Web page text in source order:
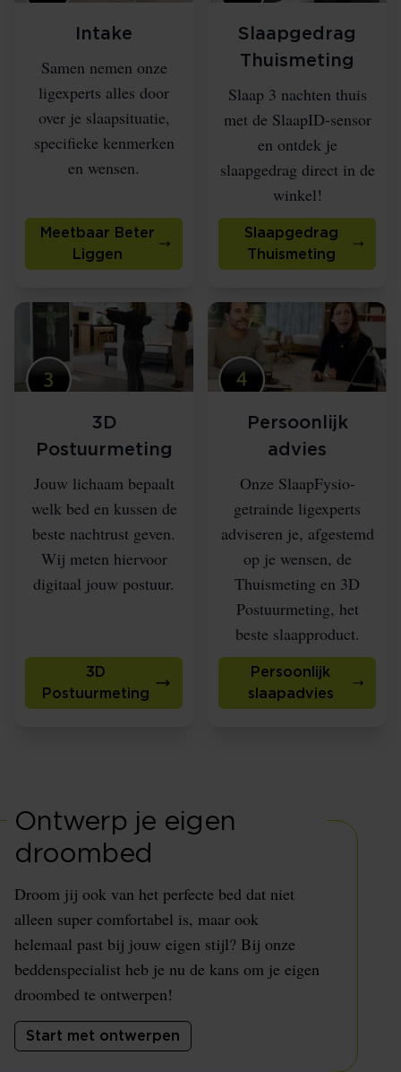
Intake
Samen nemen onze
ligexperts alles door
over je slaapsituatie,
specifieke kenmerken
en wensen.
Meetbaar Beter
Liggen
Slaapgedrag
Thuismeting
Slaap 3 nachten thuis
met de SlaapID-sensor
en ontdek je
slaapgedrag direct in de
winkel!
Slaapgedrag
Thuismeting
3D
Postuurmeting
Jouw lichaam bepaalt
welk bed en kussen de
beste nachtrust geven.
Wij meten hiervoor
digitaal jouw postuur.
3D
Postuurmeting
Persoonlijk
advies
Onze SlaapFysio-
getrainde ligexperts
adviseren je, afgestemd
op je wensen, de
Thuismeting en 3D
Postuurmeting, het
beste slaapproduct.
Persoonlijk
slaapadvies
Ontwerp je eigen
droombed
Droom jij ook van het perfecte bed dat niet
alleen super comfortabel is, maar ook
helemaal past bij jouw eigen stijl? Bij onze
beddenspecialist heb je nu de kans om je eigen
droombed te ontwerpen!
Start met ontwerpen